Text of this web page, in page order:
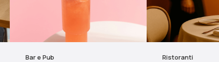
Ristoranti Hotel